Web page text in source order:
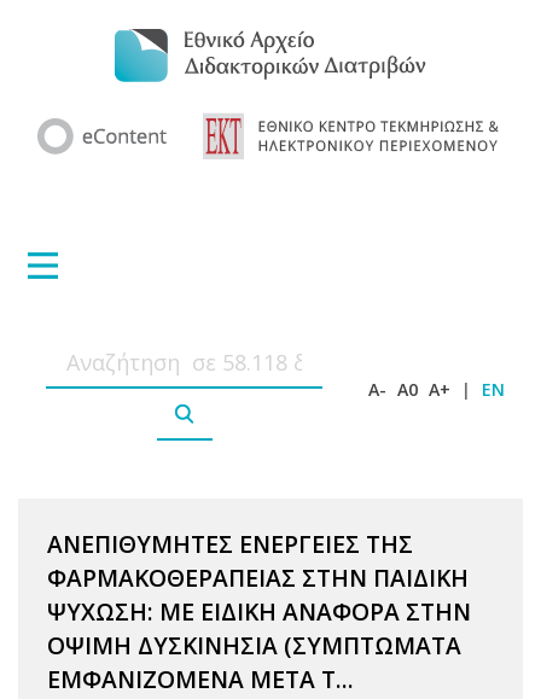
A- A0 A+ | EN
ΑΝΕΠΙΘΥΜΗΤΕΣ ΕΝΕΡΓΕΙΕΣ ΤΗΣ
ΦΑΡΜΑΚΟΘΕΡΑΠΕΙΑΣ ΣΤΗΝ ΠΑΙΔΙΚΗ
ΨΥΧΩΣΗ: ΜΕ ΕΙΔΙΚΗ ΑΝΑΦΟΡΑ ΣΤΗΝ
ΟΨΙΜΗ ΔΥΣΚΙΝΗΣΙΑ (ΣΥΜΠΤΩΜΑΤΑ
ΕΜΦΑΝΙΖΟΜΕΝΑ ΜΕΤΑ Τ...